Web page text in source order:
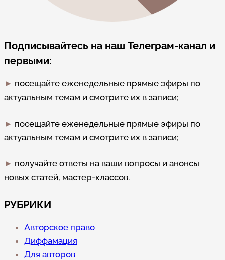
Подписывайтесь на наш Телеграм-канал и
первыми:
► посещайте еженедельные прямые эфиры по
актуальным темам и смотрите их в записи;
► посещайте еженедельные прямые эфиры по
актуальным темам и смотрите их в записи;
► получайте ответы на ваши вопросы и анонсы
новых статей, мастер-классов.
РУБРИКИ
Авторское право
Диффамация
Для авторов